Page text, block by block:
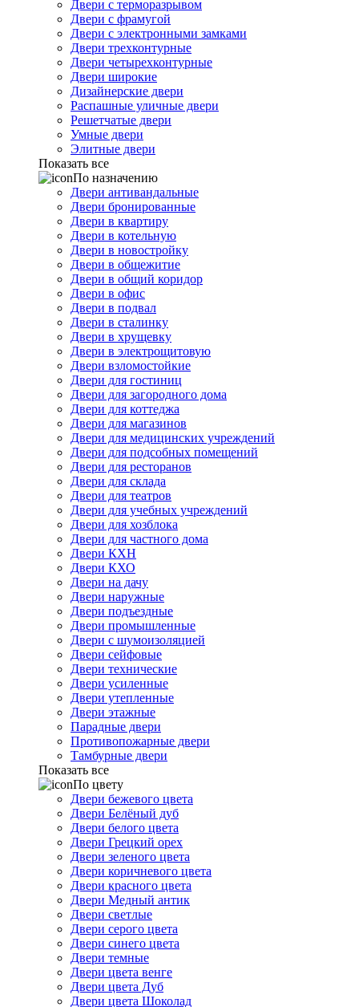
Двери с терморазрывом
Двери с фрамугой
Двери с электронными замками
Двери трехконтурные
Двери четырехконтурные
Двери широкие
Дизайнерские двери
Распашные уличные двери
Решетчатые двери
Умные двери
Элитные двери
Показать все
По назначению
Двери антивандальные
Двери бронированные
Двери в квартиру
Двери в котельную
Двери в новостройку
Двери в общежитие
Двери в общий коридор
Двери в офис
Двери в подвал
Двери в сталинку
Двери в хрущевку
Двери в электрощитовую
Двери взломостойкие
Двери для гостиниц
Двери для загородного дома
Двери для коттеджа
Двери для магазинов
Двери для медицинских учреждений
Двери для подсобных помещений
Двери для ресторанов
Двери для склада
Двери для театров
Двери для учебных учреждений
Двери для хозблока
Двери для частного дома
Двери КХН
Двери КХО
Двери на дачу
Двери наружные
Двери подъездные
Двери промышленные
Двери с шумоизоляцией
Двери сейфовые
Двери технические
Двери усиленные
Двери утепленные
Двери этажные
Парадные двери
Противопожарные двери
Тамбурные двери
Показать все
По цвету
Двери бежевого цвета
Двери Белёный дуб
Двери белого цвета
Двери Грецкий орех
Двери зеленого цвета
Двери коричневого цвета
Двери красного цвета
Двери Медный антик
Двери светлые
Двери серого цвета
Двери синего цвета
Двери темные
Двери цвета венге
Двери цвета Дуб
Двери цвета Шоколад